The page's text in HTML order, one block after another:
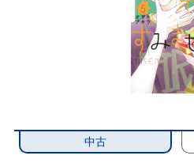
中古